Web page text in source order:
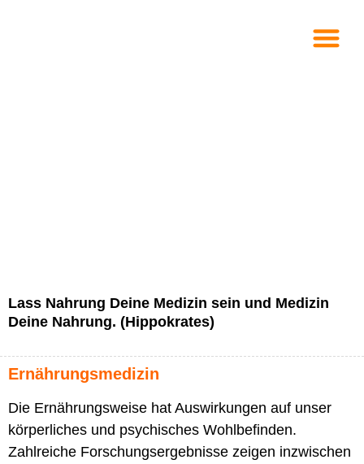
Lass Nahrung Deine Medizin sein und Medizin
Deine Nahrung. (Hippokrates)
Ernährungsmedizin
Die Ernährungsweise hat Auswirkungen auf unser
körperliches und psychisches Wohlbefinden.
Zahlreiche Forschungsergebnisse zeigen inzwischen